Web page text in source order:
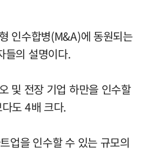
인수합병(M&A)에 동원되는
들의 설명이다.
및 전장 기업 하만을 인수할
도 4배 크다.
업을 인수할 수 있는 규모의